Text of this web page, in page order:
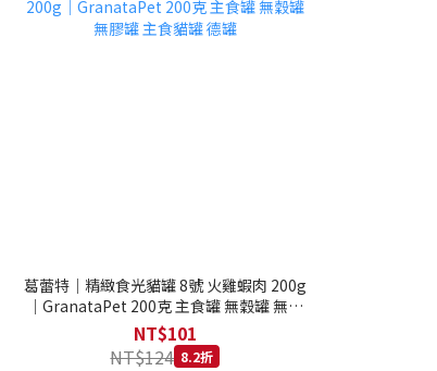
葛蕾特｜精緻食光貓罐 8號 火雞蝦肉 200g
｜GranataPet 200克 主食罐 無穀罐 無膠
罐 主食貓罐 德罐
NT$101
NT$124 8.2折